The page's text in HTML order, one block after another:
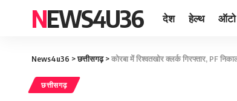
NEWS4U36 देश हेल्थ ऑटो
News4u36 >छत्तीसगढ़>कोरबा में रिश्वतखोर क्लर्क गिरफ्तार, PF
छत्तीसगढ़